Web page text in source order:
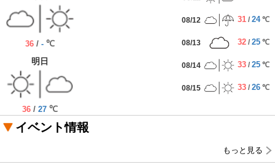
36/ -℃
明日
36/ 27℃
08/12 31 /24℃
08/13 32 /25 ℃
08/14 33 /25 ℃
08/15 33 /26 ℃
イベント情報
もっと見る